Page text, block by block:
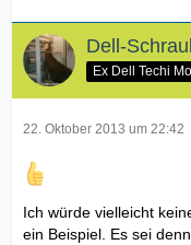
Dell-
Ex Dell Techi
22. Oktober 2013 um 22:42
Ich würde vielleicht
ein Beispiel. Es sei